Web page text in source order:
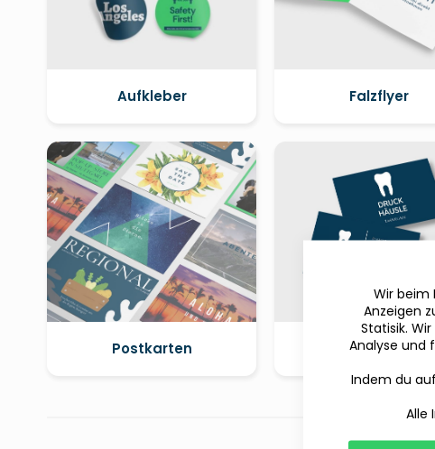
Aufkleber Falzflyer
Postkarten Terminkarten
Wir beim
Anzeigen
Statisik.
Analyse und
Indem du
Alle